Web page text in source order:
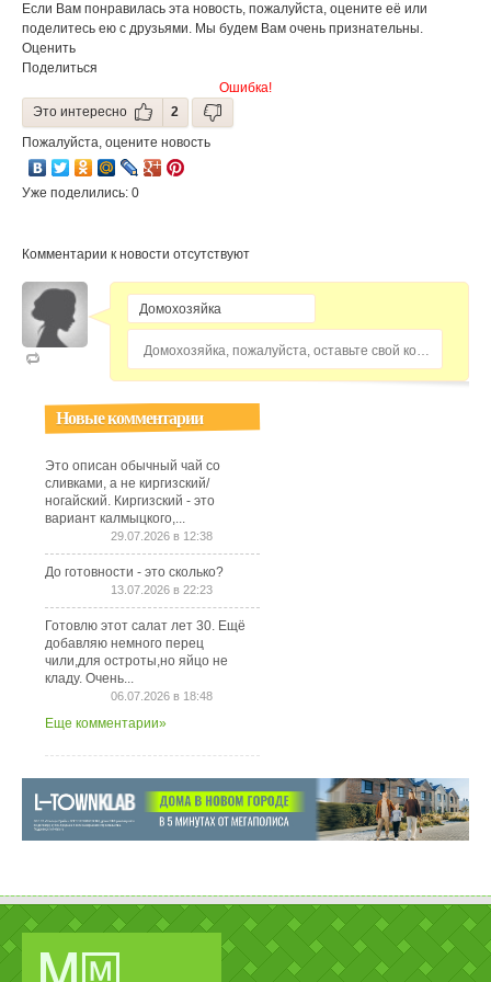
диабета и
ожирения
болезней
сердца
Если Вам понравилась эта новость, пожалуйста, оцените её или
поделитесь ею с друзьями. Мы будем Вам очень признательны.
Оценить
Поделиться
Ошибка!
Это интересно
2
Пожалуйста, оцените новость
Уже поделились: 0
Комментарии к новости отсутствуют
Домохозяйка, пожалуйста, оставьте свой комментарий...
Новые комментарии
Это описан обычный чай со
сливками, а не киргизский/
ногайский. Киргизский - это
вариант калмыцкого,...
29.07.2026 в 12:38
До готовности - это сколько?
13.07.2026 в 22:23
Готовлю этот салат лет 30. Ещё
добавляю немного перец
чили,для остроты,но яйцо не
кладу. Очень...
06.07.2026 в 18:48
Еще комментарии»